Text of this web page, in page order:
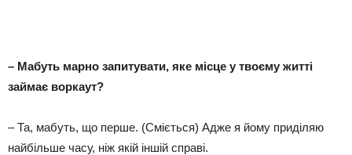
– Мабуть марно запитувати, яке місце у твоєму житті
займає воркаут?
– Та, мабуть, що перше. (Сміється) Адже я йому приділяю
найбільше часу, ніж якій іншій справі.